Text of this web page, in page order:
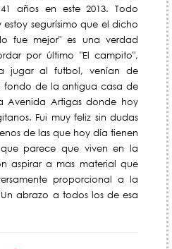
años en este 2013. Todo
segurísimo que el dicho
fue mejor" es una verdad
por último "El campito",
jugar al futbol, venían de
fondo de la antigua casa de
Avenida Artigas donde hoy
Fui muy feliz sin dudas
de las que hoy día tienen
parece que viven en la
aspirar a mas material que
proporcional a la
abrazo a todos los de esa